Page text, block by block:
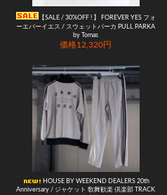
【SALE / 30%OFF ! 】 FOREVER YES フォ
ーエバーイエス / スウェットパーカ PULL PARKA
by Tomas
価格12,320円
HOUSE BY WEEKEND DEALERS 20th
Anniversary / ジャケット 歌舞歓楽 倶楽部 TRACK